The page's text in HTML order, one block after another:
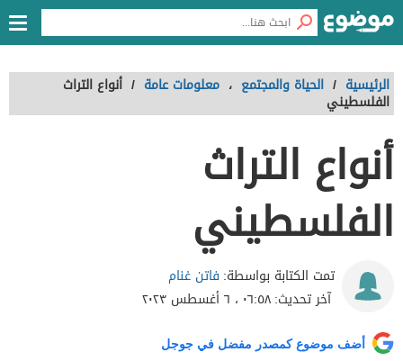
الرئيسية / الحياة والمجتمع ، معلومات عامة / أنواع التراث
الفلسطيني
أنواع التراث
الفلسطيني
تمت الكتابة بواسطة: فاتن غنام
آخر تحديث:٠٦:٥٨ ، ٦ أغسطس ٢٠٢٣
أضف موضوع كمصدر مفضل في جوجل